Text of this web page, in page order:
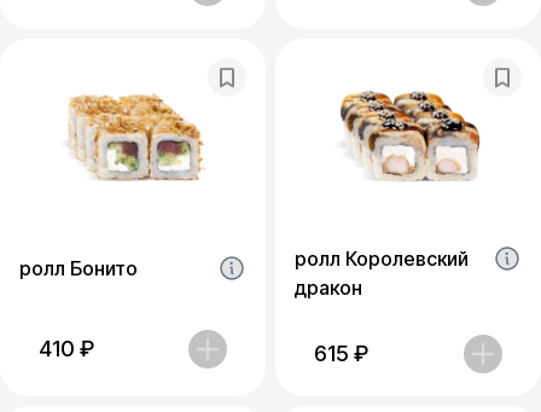
ролл Бонито
410 ₽
ролл Королевский
дракон
615 ₽